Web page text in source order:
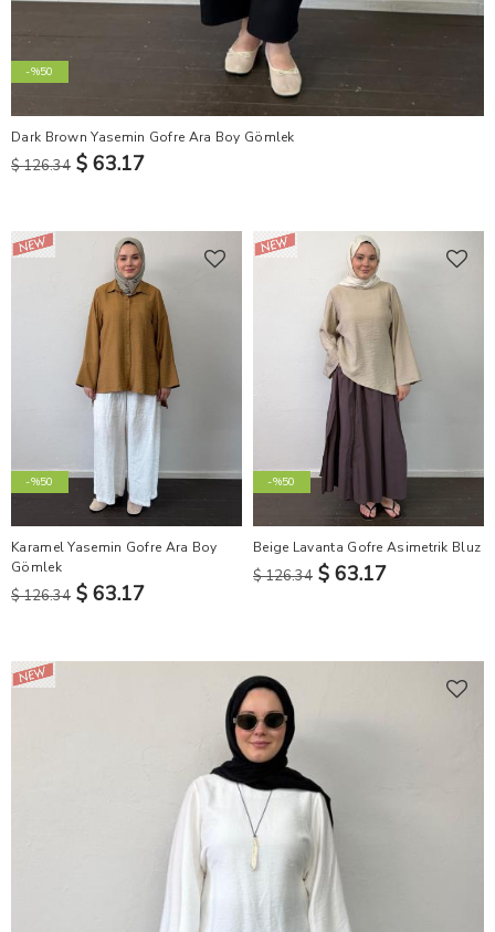
-%50
Dark Brown Yasemin Gofre Ara Boy Gömlek
$ 126.34 $ 63.17
-%50
Karamel Yasemin Gofre Ara Boy
Gömlek
$ 126.34 $ 63.17
-%50
Beige Lavanta Gofre Asimetrik Bluz
$ 126.34 $ 63.17